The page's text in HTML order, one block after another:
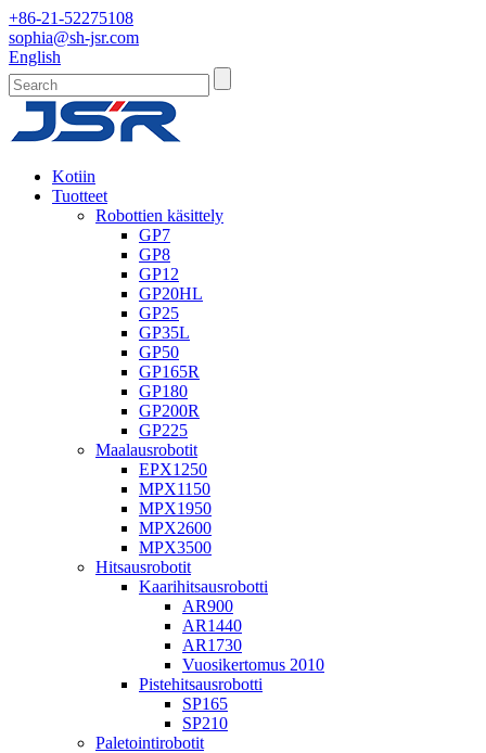
+86-21-52275108
sophia@sh-jsr.com
English
Kotiin
Tuotteet
Robottien käsittely
GP7
GP8
GP12
GP20HL
GP25
GP35L
GP50
GP165R
GP180
GP200R
GP225
Maalausrobotit
EPX1250
MPX1150
MPX1950
MPX2600
MPX3500
Hitsausrobotit
Kaarihitsausrobotti
AR900
AR1440
AR1730
Vuosikertomus 2010
Pistehitsausrobotti
SP165
SP210
Paletointirobotit